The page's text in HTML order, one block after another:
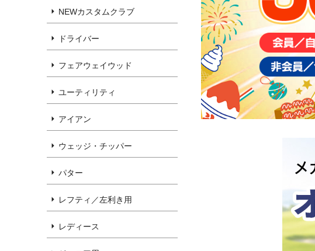
NEWカスタムクラブ
ドライバー
フェアウェイウッド
ユーティリティ
アイアン
ウェッジ・チッパー
パター
レフティ／左利き用
レディース